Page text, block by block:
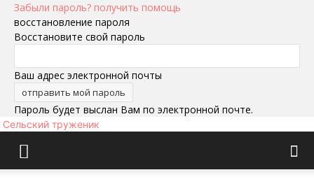
Забыли пароль? получить помощь
восстановление пароля
Восстановите свой пароль
Ваш адрес электронной почты
Пароль будет выслан Вам по электронной почте.
Сельский труженик